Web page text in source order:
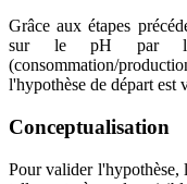
Grâce aux étapes
sur le pH par les
(consommation/
l'hypothèse de départ est
Conceptualisation
Pour valider l'hypothèse,